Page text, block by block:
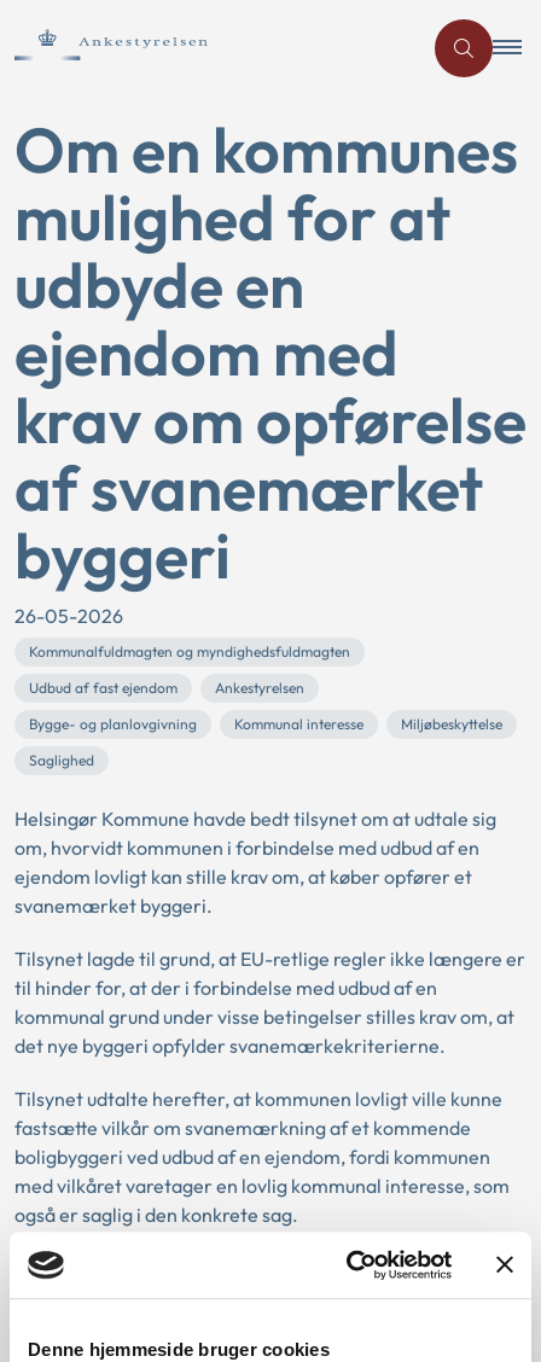
Denne hjemmeside bruger cookies
Om en kommunes
mulighed for at
udbyde en
ejendom med
krav om opførelse
af svanemærket
byggeri
26-05-2026
Kommunalfuldmagten og myndighedsfuldmagten
Udbud af fast ejendom
Ankestyrelsen
Bygge- og planlovgivning
Kommunal interesse
Miljøbeskyttelse
Saglighed
Helsingør Kommune havde bedt tilsynet om at udtale sig
om, hvorvidt kommunen i forbindelse med udbud af en
ejendom lovligt kan stille krav om, at køber opfører et
svanemærket byggeri.
Tilsynet lagde til grund, at EU-retlige regler ikke længere er
til hinder for, at der i forbindelse med udbud af en
kommunal grund under visse betingelser stilles krav om, at
det nye byggeri opfylder svanemærkekriterierne.
Tilsynet udtalte herefter, at kommunen lovligt ville kunne
fastsætte vilkår om svanemærkning af et kommende
boligbyggeri ved udbud af en ejendom, fordi kommunen
med vilkåret varetager en lovlig kommunal interesse, som
også er saglig i den konkrete sag.
Download PDF